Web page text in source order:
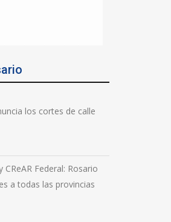
de
los cortes de calle
CReAR Federal: Rosario
a todas las provincias